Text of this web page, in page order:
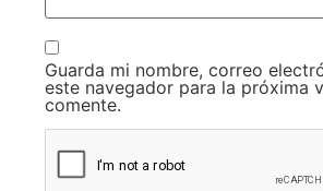
Guarda mi nombre, correo
este navegador para la próxima
comente.